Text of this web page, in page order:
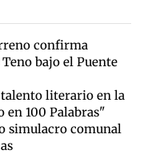
confirma
bajo el Puente
literario en la
en 100 Palabras"
simulacro comunal